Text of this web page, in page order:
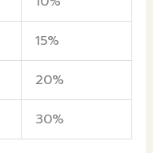
15%
20%
30%